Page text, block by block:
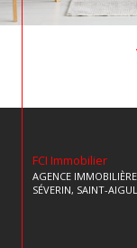
FCI Immobilier
AGENCE
SÉVERIN, SAINT-